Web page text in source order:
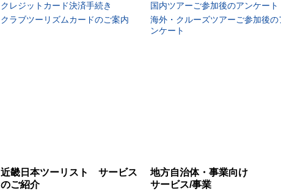
クレジットカード決済手続き
クラブツーリズムカードのご案内
国内ツアーご参加後のアンケート
海外・クルーズツアーご参加後の
ンケート
近畿日本ツーリスト サービス
のご紹介
地方自治体・事業向け
サービス/事業